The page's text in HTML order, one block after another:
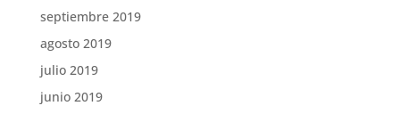
septiembre 2019
agosto 2019
julio 2019
junio 2019